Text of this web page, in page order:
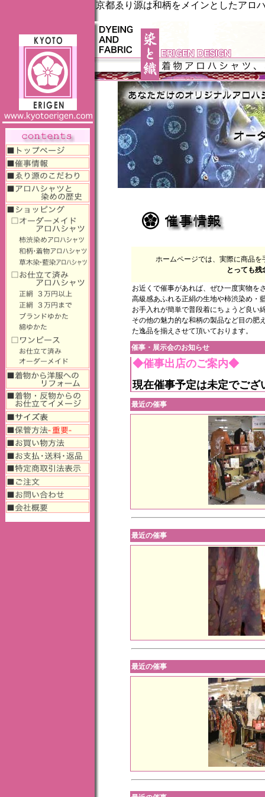
京都ゑり源は和柄をメインとしたアロ
ホームページでは、実際に商品
とっても残
お近くで催事があれば、ぜひ一度実物を
高級感あふれる正絹の生地や柿渋染め・
お手入れが簡単で普段着にちょうど良い
その他の魅力的な和柄の製品など目の肥
た逸品を揃えさせて頂いております。
催事・展示会のお知らせ
◆催事出店のご案内◆
現在催事予定は未定でござ
最近の催事
最近の催事
最近の催事